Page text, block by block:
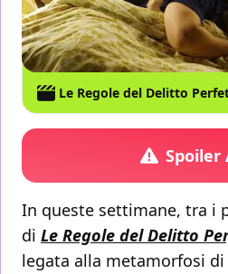
Le Regole del Delitto
Spoiler
In queste settimane, tra i
di Le Regole del Delitto
legata alla metamorfosi di